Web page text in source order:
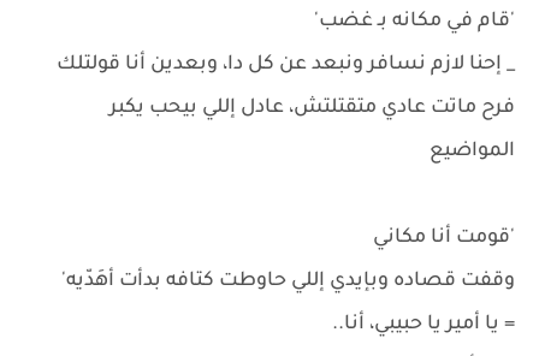
'قام في مكانه بـ غضب'
_ إحنا لازم نسافر ونبعد عن كل دا، وبعدين أنا قولتلك
فرح ماتت عادي متقتلتش، عادل إللي بيحب يكبر
المواضيع
'قومت أنا مكاني
وقفت قصاده وبإيدي إللي حاوطت كتافه بدأت أهَدّيه'
= يا أمير يا حبيبي، أنا..